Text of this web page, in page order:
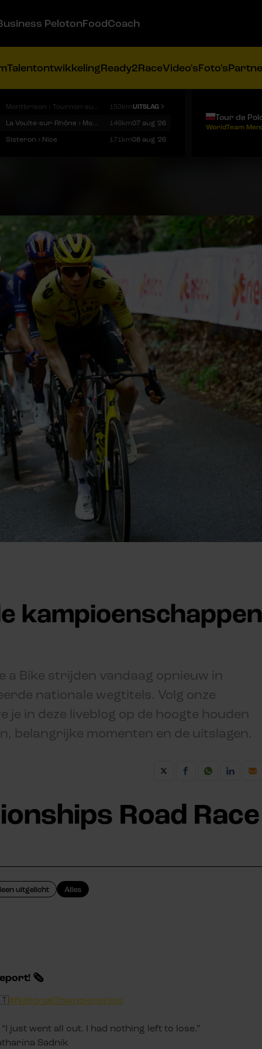
PelotonFoodCoach
TalentontwikkelingReady2RaceVideo'sFoto's
Montbrison › Tournon-sur-Rhône 153kmUITSLAG
La Voulte-sur-Rhône › Mont Ventoux 146km07 aug '26
Sisteron › Nice 171km08 aug '26
Tour de
WorldTeam Men
kampioenschappen
a Bike strijden vandaag opnieuw in
nationale wegtitels. Volg onze
in deze liveblog op de hoogte houden
belangrijke momenten en de uitslagen.
Road Race
uitgelicht Alles
🗞️
#NationalChampionships
“I just went all out. I had nothing left to lose.”
Sadnik